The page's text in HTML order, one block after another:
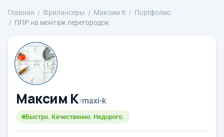
Главная Фрилансеры Максим К
Портфолио
ППР на монтаж перегородок
Максим К›maxi-k
Быстро. Качественно. Недорого.